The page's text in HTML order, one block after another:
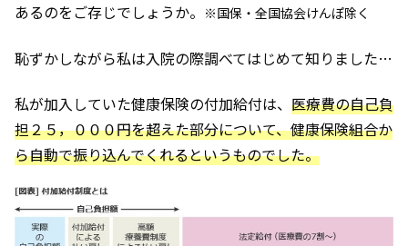
あるのをご存じでしょうか。 ※国保・全国協会けんぽ除く
恥ずかしながら私は入院の際調べてはじめて知りました…
私が加入していた健康保険の付加給付は、 医療費の自己負
担２５，０００円を超えた部分について、健康保険組合か
ら自動で振り込んでくれるというものでした。